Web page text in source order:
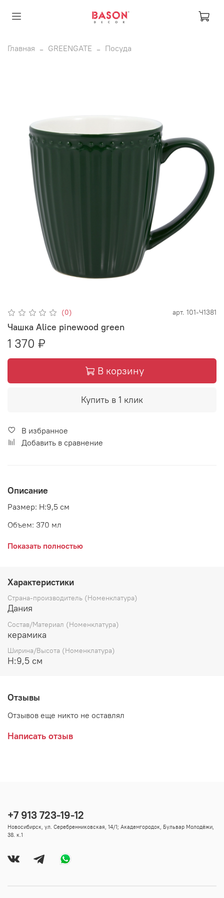
Главная GREENGATE Посуда
(0) арт. 101-Ч1381
Чашка Alice pinewood green
1 370 ₽
В корзину
Купить в 1 клик
В избранное
Добавить в сравнение
Описание
Размер: H:9,5 см
Объем: 370 мл
Материал: керамика
Производитель: GreenGate
Показать полностью
Характеристики
Страна-производитель (Номенклатура)
Дания
Состав/Материал (Номенклатура)
керамика
Ширина/Высота (Номенклатура)
H:9,5 см
Отзывы
Отзывов еще никто не оставлял
Написать отзыв
+7 913 723-19-12
Новосибирск, ул. Серебренниковская, 14/1; Академгородок, Бульвар Молодёжи,
38. к.1